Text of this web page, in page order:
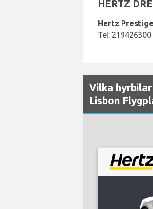
HERTZ
Hertz Prestige
Tel: 219426300
Vilka
Lisbon